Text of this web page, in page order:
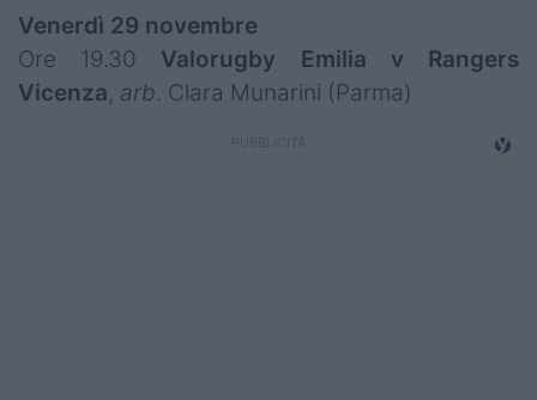
Venerdì 29 novembre
Ore 19.30 Valorugby Emilia v Rangers
Vicenza, arb. Clara Munarini (Parma)